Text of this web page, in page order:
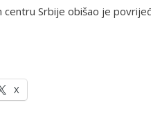
centru Srbije obišao je
X